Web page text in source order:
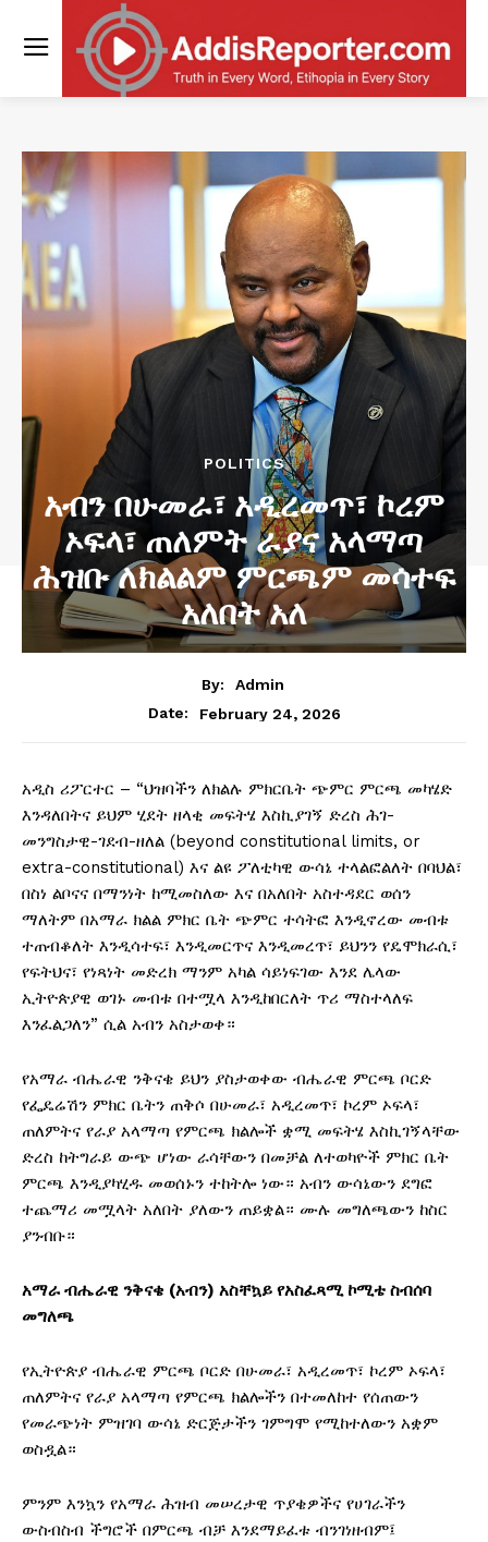
POLITICS
አብን በሁመራ፣ አዲረመጥ፣ ኮረም
ኦፍላ፣ ጠለምት ራያና አላማጣ
ሕዝቡ ለክልልም ምርጫም መሳተፍ
አለበት አለ
By:
Admin
Date:
February 24, 2026
አዲስ ሪፖርተር – “ህዝባችን ለክልሉ ምክርቤት ጭምር ምርጫ መካሄድ
እንዳለበትና ይህም ሂደት ዘላቂ መፍትሄ እስኪያገኝ ድረስ ሕገ-
መንግስታዊ-ገደብ-ዘለል (beyond constitutional limits, or
extra-constitutional) እና ልዩ ፖለቲካዊ ውሳኔ ተላልፎልለት በባህል፣
በስነ ልቦናና በማንነት ከሚመስለው እና በአለበት አስተዳደር ወሰን
ማለትም በአማራ ክልል ምክር ቤት ጭምር ተሳትፎ እንዲኖረው መብቱ
ተጠብቆለት እንዲሳተፍ፣ እንዲመርጥና እንዲመረጥ፣ ይህንን የዴሞክራሲ፣
የፍትህና፣ የነጻነት መድረክ ማንም አካል ሳይነፍገው እንደ ሌላው
ኢትዮጵያዊ ወገኑ መብቱ በተሟላ እንዲከበርለት ጥሪ ማስተላለፍ
እንፈልጋለን” ሲል አብን አስታወቀ።
የአማራ ብሔራዊ ንቅናቄ ይህን ያስታወቀው ብሔራዊ ምርጫ ቦርድ
የፌዴሬሽን ምክር ቤትን ጠቅሶ በሁመራ፣ አዲረመጥ፣ ኮረም ኦፍላ፣
ጠለምትና የራያ አላማጣ የምርጫ ክልሎች ቋሚ መፍትሄ እስኪገኝላቸው
ድረስ ከትግራይ ውጭ ሆነው ራሳቸውን በመቻል ለተወካዮች ምክር ቤት
ምርጫ እንዲያካሂዱ መወሰኑን ተከትሎ ነው። አብን ውሳኔውን ደግፎ
ተጨማሪ መሟላት አለበት ያለውን ጠይቋል። ሙሉ መግለጫውን ከስር
ያንብቡ።
አማራ ብሔራዊ ንቅናቄ (አብን) አስቸኳይ የአስፈጻሚ ኮሚቴ ስብሰባ
መግለጫ
​የኢትዮጵያ ብሔራዊ ምርጫ ቦርድ በሁመራ፣ አዲረመጥ፣ ኮረም ኦፍላ፣
ጠለምትና የራያ አላማጣ የምርጫ ክልሎችን በተመለከተ የሰጠውን
የመራጭነት ምዝገባ ውሳኔ ድርጅታችን ገምግሞ የሚከተለውን አቋም
ወስዷል።
​ምንም እንኳን የአማራ ሕዝብ መሠረታዊ ጥያቄዎችና የሀገራችን
ውስብስብ ችግሮች በምርጫ ብቻ እንደማይፈቱ ብንገነዘብም፤